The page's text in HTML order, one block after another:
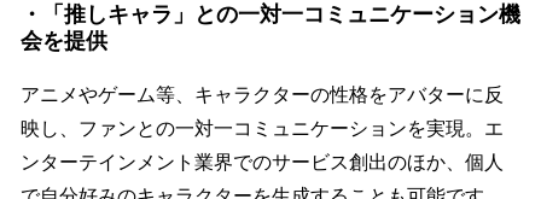
・「推しキャラ」との一対一コミュニケーション機
会を提供
アニメやゲーム等、キャラクターの性格をアバターに反
映し、ファンとの一対一コミュニケーションを実現。エ
ンターテインメント業界でのサービス創出のほか、個人